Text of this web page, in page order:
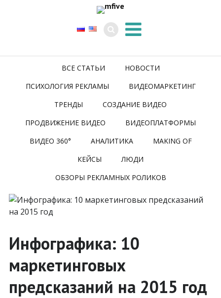
ВСЕ СТАТЬИ
НОВОСТИ
ПСИХОЛОГИЯ РЕКЛАМЫ
ВИДЕОМАРКЕТИНГ
ТРЕНДЫ
СОЗДАНИЕ ВИДЕО
ПРОДВИЖЕНИЕ ВИДЕО
ВИДЕОПЛАТФОРМЫ
ВИДЕО 360°
АНАЛИТИКА
MAKING OF
КЕЙСЫ
ЛЮДИ
ОБЗОРЫ РЕКЛАМНЫХ РОЛИКОВ
Инфографика: 10
маркетинговых
предсказаний на 2015 год